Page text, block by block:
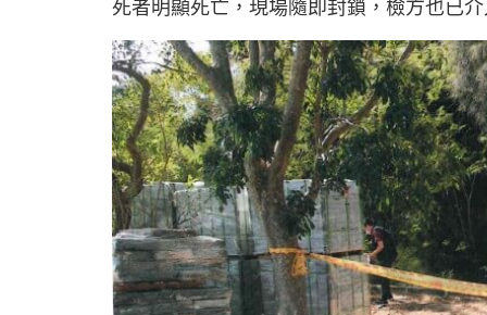
死者明顯死亡，現場隨即封鎖，檢方也已